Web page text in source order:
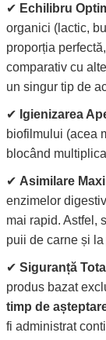
✔ Echilibru
organici (lactic,
proporția
comparativ cu
un singur tip de
✔ Igienizarea
biofilmului (acea
blocând
✔ Asimilare
enzimelor
mai rapid. Astfel,
puii de carne și la
✔ Siguranță
produs bazat
timp de
fi administrat